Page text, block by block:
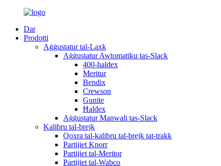
Dar
Prodotti
Aġġustatur tal-Laxk
Aġġustatur Awtomatiku tas-Slack
400-haldex
Meritur
Bendix
Crewson
Gunite
Ħaldex
Aġġustatur Manwali tas-Slack
Kalibru tal-brejk
Qoxra tal-kalibru tal-brejk tat-trakk
Partijiet Knorr
Partijiet tal-Meritor
Partijiet tal-Wabco